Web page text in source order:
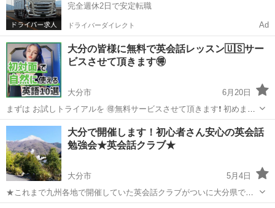
完全週休2日で安定転職
ドライバーダイレクト Ad
大分の皆様に無料で英会話レッスン🇺🇸サー
ビスさせて頂きます🉐
大分市
6月20日
まずは お試しトライアルを 🉐無料サービスさせて頂きます❗️ 初めまし
て🙇 英会話プライベートStyle Onlineマンツーマンレッスン
【MOZA】モイザと申します。 日本人は 諸外国の方々に比べて 英会
話レベ...
大分 大分市 英会話 無料
大分で開催します！初心者さん安心の英会話
勉強会★英会話クラブ★
大分市
5月4日
★これまで九州各地で開催していた英会話クラブがついに大分県で開
催になりました★ この英語勉強会は北海道は札幌、東北は仙台、 関東